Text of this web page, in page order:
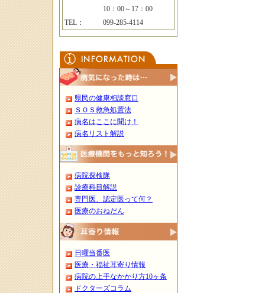
10：00～17：00
TEL：
099-285-4114
県民の健康相談窓口
ＳＯＳ救急処置法
病名はここに聞け！
病名リスト解説
病院探検隊
診療科目解説
専門医、認定医って何？
医療のおねだん
日曜当番医
医療・福祉耳寄り情報
病院の上手なかかり方10ヶ条
ドクターズコラム